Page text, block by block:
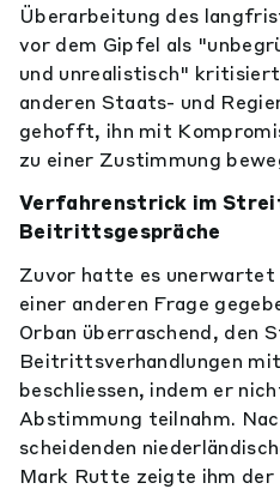
Überarbeitung des
vor dem Gipfel als
und unrealistisch"
anderen Staats- und
gehofft, ihn mit
zu einer Zustimmung
Verfahrenstrick im
Beitrittsgespräche
Zuvor hatte es unerwartet
einer anderen Frage
Orban überraschend, den
Beitrittsverhandlungen
beschliessen, indem er
Abstimmung teilnahm.
scheidenden
Mark Rutte zeigte ihm der